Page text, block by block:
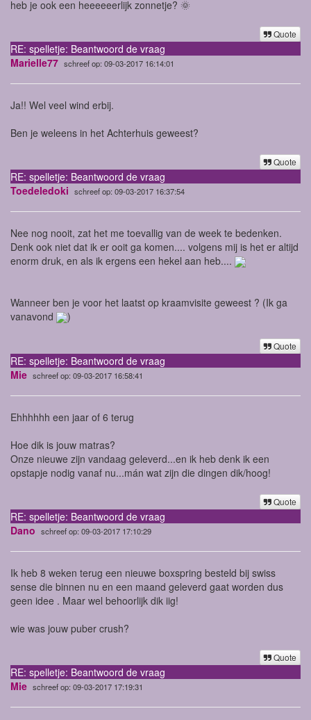
heb je ook een heeeeeerlijk zonnetje? 🌞
Quote
RE: spelletje: Beantwoord de vraag
Marielle77 schreef op: 09-03-2017 16:14:01
Ja!! Wel veel wind erbij.
Ben je weleens in het Achterhuis geweest?
Quote
RE: spelletje: Beantwoord de vraag
Toedeledoki schreef op: 09-03-2017 16:37:54
Nee nog nooit, zat het me toevallig van de week te bedenken.
Denk ook niet dat ik er ooit ga komen.... volgens mij is het er altijd
enorm druk, en als ik ergens een hekel aan heb....
Wanneer ben je voor het laatst op kraamvisite geweest ? (Ik ga
vanavond
)
Quote
RE: spelletje: Beantwoord de vraag
Mie schreef op: 09-03-2017 16:58:41
Ehhhhhh een jaar of 6 terug
Hoe dik is jouw matras?
Onze nieuwe zijn vandaag geleverd...en ik heb denk ik een
opstapje nodig vanaf nu...mán wat zijn die dingen dik/hoog!
Quote
RE: spelletje: Beantwoord de vraag
Dano schreef op: 09-03-2017 17:10:29
Ik heb 8 weken terug een nieuwe boxspring besteld bij swiss
sense die binnen nu en een maand geleverd gaat worden dus
geen idee . Maar wel behoorlijk dik iig!
wie was jouw puber crush?
Quote
RE: spelletje: Beantwoord de vraag
Mie schreef op: 09-03-2017 17:19:31